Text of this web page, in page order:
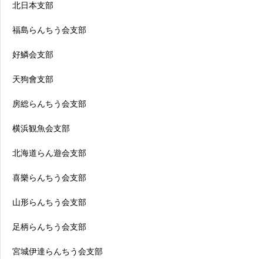
北日本支部
福島らんちう会支部
好鱗会支部
天狗會支部
房総らんちう会支部
横浜観魚会支部
北海道らん遊会支部
喜樂らんちう会支部
山形らんちう会支部
足柄らんちう会支部
宮城伊達らんちう会支部